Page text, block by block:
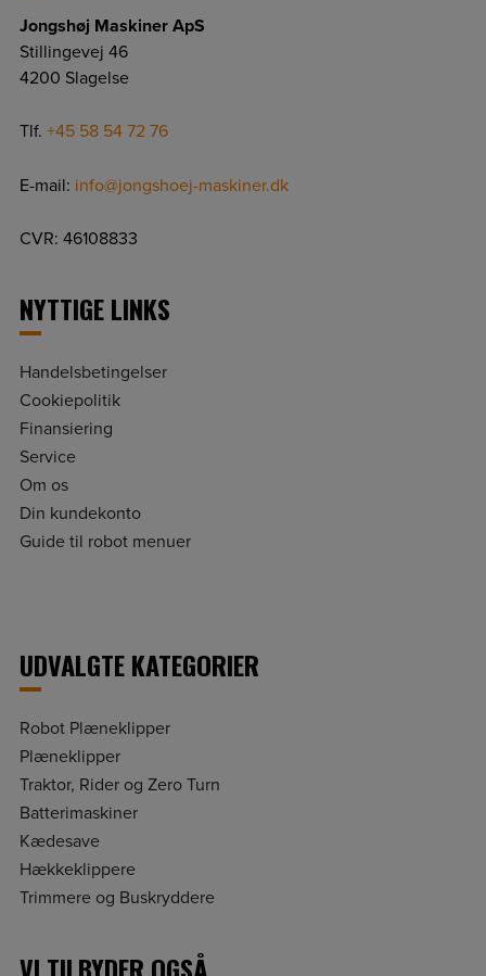
Jongshøj Maskiner ApS
Stillingevej 46
4200 Slagelse
Tlf. +45 58 54 72 76
E-mail: info@jongshoej-maskiner.dk
CVR: 46108833
NYTTIGE LINKS
Handelsbetingelser
Cookiepolitik
Finansiering
Service
Om os
Din kundekonto
Guide til robot menuer
UDVALGTE KATEGORIER
Robot Plæneklipper
Plæneklipper
Traktor, Rider og Zero Turn
Batterimaskiner
Kædesave
Hækkeklippere
Trimmere og Buskryddere